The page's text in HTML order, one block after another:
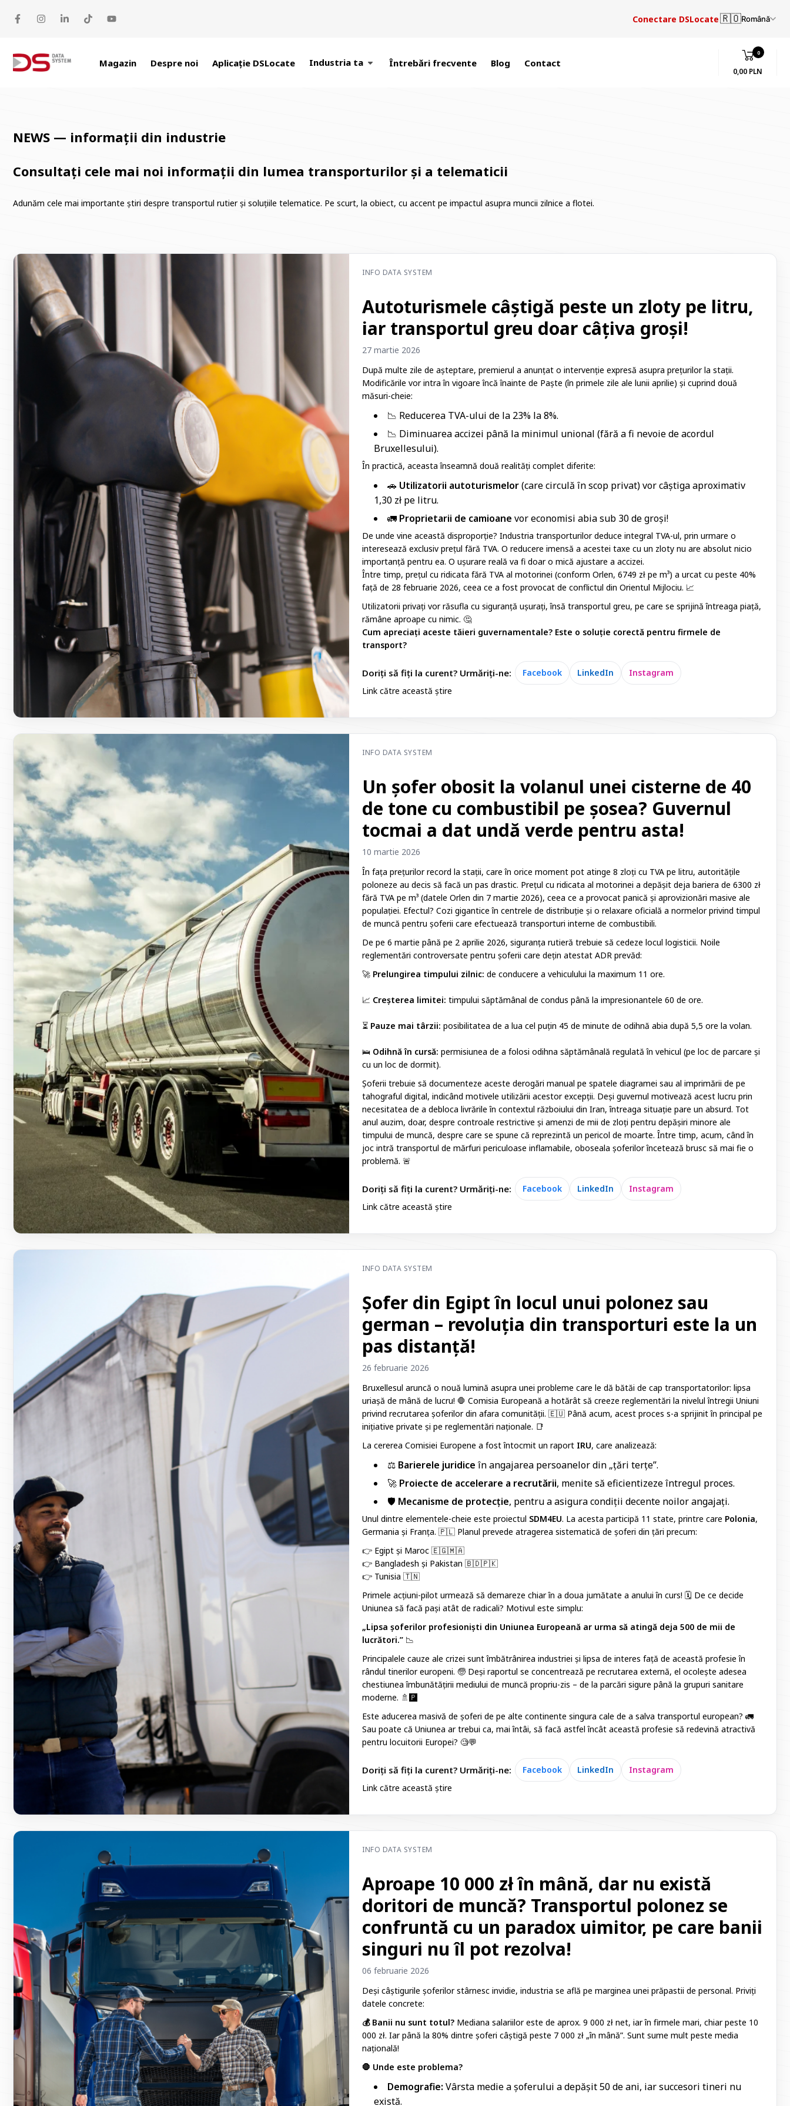
Conectare DSLocate🇷🇴Română
Magazin Despre noi Aplicație DSLocate Industria ta Întrebări frecvente Blog Contact
0
0,00 PLN
NEWS — informații din industrie
Consultați cele mai noi informații din lumea transporturilor și a telematicii
Adunăm cele mai importante știri despre transportul rutier și soluțiile telematice. Pe scurt, la obiect, cu accent pe impactul asupra muncii zilnice a flotei.
INFO DATA SYSTEM
Autoturismele câștigă peste un zloty pe litru,
iar transportul greu doar câțiva groși!
27 martie 2026
După multe zile de așteptare, premierul a anunțat o intervenție expresă asupra prețurilor la stații.
Modificările vor intra în vigoare încă înainte de Paște (în primele zile ale lunii aprilie) și cuprind două
măsuri-cheie:
📉 Reducerea TVA-ului de la 23% la 8%.
📉 Diminuarea accizei până la minimul unional (fără a fi nevoie de acordul
Bruxellesului).
În practică, aceasta înseamnă două realități complet diferite:
🚗 Utilizatorii autoturismelor(care circulă în scop privat) vor câștiga aproximativ
1,30 zł pe litru.
🚛 Proprietarii de camioane vor economisi abia sub 30 de groși!
De unde vine această disproporție? Industria transporturilor deduce integral TVA-ul, prin urmare o
interesează exclusiv prețul fără TVA. O reducere imensă a acestei taxe cu un zloty nu are absolut nicio
importanță pentru ea. O ușurare reală va fi doar o mică ajustare a accizei.
Între timp, prețul cu ridicata fără TVA al motorinei (conform Orlen, 6749 zł pe m³) a urcat cu peste 40%
față de 28 februarie 2026, ceea ce a fost provocat de conflictul din Orientul Mijlociu. 📈
Utilizatorii privați vor răsufla cu siguranță ușurați, însă transportul greu, pe care se sprijină întreaga piață,
rămâne aproape cu nimic. 🤔
Cum apreciați aceste tăieri guvernamentale? Este o soluție corectă pentru firmele de
transport?
Doriți să fiți la curent? Urmăriți-ne: Facebook LinkedIn
Instagram
Link către această știre
INFO DATA SYSTEM
Un șofer obosit la volanul unei cisterne de 40
de tone cu combustibil pe șosea? Guvernul
tocmai a dat undă verde pentru asta!
10 martie 2026
În fața prețurilor record la stații, care în orice moment pot atinge 8 zloți cu TVA pe litru, autoritățile
poloneze au decis să facă un pas drastic. Prețul cu ridicata al motorinei a depășit deja bariera de 6300 zł
fără TVA pe m³ (datele Orlen din 7 martie 2026), ceea ce a provocat panică și aprovizionări masive ale
populației. Efectul? Cozi gigantice în centrele de distribuție și o relaxare oficială a normelor privind timpul
de muncă pentru șoferii care efectuează transporturi interne de combustibili.
De pe 6 martie până pe 2 aprilie 2026, siguranța rutieră trebuie să cedeze locul logisticii. Noile
reglementări controversate pentru șoferii care dețin atestat ADR prevăd:
🚀 Prelungirea timpului zilnic: de conducere a vehiculului la maximum 11 ore.
📈 Creșterea limitei: timpului săptămânal de condus până la impresionantele 60 de ore.
⏳ Pauze mai târzii: posibilitatea de a lua cel puțin 45 de minute de odihnă abia după 5,5 ore la volan.
🛌 Odihnă în cursă: permisiunea de a folosi odihna săptămânală regulată în vehicul (pe loc de parcare și
cu un loc de dormit).
Șoferii trebuie să documenteze aceste derogări manual pe spatele diagramei sau al imprimării de pe
tahograful digital, indicând motivele utilizării acestor excepții. Deși guvernul motivează acest lucru prin
necesitatea de a debloca livrările în contextul războiului din Iran, întreaga situație pare un absurd. Tot
anul auzim, doar, despre controale restrictive și amenzi de mii de zloți pentru depășiri minore ale
timpului de muncă, despre care se spune că reprezintă un pericol de moarte. Între timp, acum, când în
joc intră transportul de mărfuri periculoase inflamabile, oboseala șoferilor încetează brusc să mai fie o
problemă. 🚨
Doriți să fiți la curent? Urmăriți-ne: Facebook LinkedIn
Instagram
Link către această știre
INFO DATA SYSTEM
Șofer din Egipt în locul unui polonez sau
german – revoluția din transporturi este la un
pas distanță!
26 februarie 2026
Bruxellesul aruncă o nouă lumină asupra unei probleme care le dă bătăi de cap transportatorilor: lipsa
uriașă de mână de lucru! 🛑 Comisia Europeană a hotărât să creeze reglementări la nivelul întregii Uniuni
privind recrutarea șoferilor din afara comunității. 🇪🇺 Până acum, acest proces s-a sprijinit în principal pe
inițiative private și pe reglementări naționale. 📑
La cererea Comisiei Europene a fost întocmit un raport IRU, care analizează:
⚖️ Barierele juridice în angajarea persoanelor din „țări terțe”.
🚀 Proiecte de accelerare a recrutării, menite să eficientizeze întregul proces.
🛡️ Mecanisme de protecție, pentru a asigura condiții decente noilor angajați.
Unul dintre elementele-cheie este proiectul SDM4EU. La acesta participă 11 state, printre care Polonia,
Germania și Franța. 🇵🇱 Planul prevede atragerea sistematică de șoferi din țări precum:
👉 Egipt și Maroc 🇪🇬🇲🇦
👉 Bangladesh și Pakistan 🇧🇩🇵🇰
👉 Tunisia 🇹🇳
Primele acțiuni-pilot urmează să demareze chiar în a doua jumătate a anului în curs! 🗓️ De ce decide
Uniunea să facă pași atât de radicali? Motivul este simplu:
„Lipsa șoferilor profesioniști din Uniunea Europeană ar urma să atingă deja 500 de mii de
lucrători.” 📉
Principalele cauze ale crizei sunt îmbătrânirea industriei și lipsa de interes față de această profesie în
rândul tinerilor europeni. 🧓 Deși raportul se concentrează pe recrutarea externă, el ocolește adesea
chestiunea îmbunătățirii mediului de muncă propriu-zis – de la parcări sigure până la grupuri sanitare
moderne. 🚿🅿️
Este aducerea masivă de șoferi de pe alte continente singura cale de a salva transportul european? 🚛
Sau poate că Uniunea ar trebui ca, mai întâi, să facă astfel încât această profesie să redevină atractivă
pentru locuitorii Europei? 🧐💬
Doriți să fiți la curent? Urmăriți-ne: Facebook LinkedIn
Instagram
Link către această știre
INFO DATA SYSTEM
Aproape 10 000 zł în mână, dar nu există
doritori de muncă? Transportul polonez se
confruntă cu un paradox uimitor, pe care banii
singuri nu îl pot rezolva!
06 februarie 2026
Deși câștigurile șoferilor stârnesc invidie, industria se află pe marginea unei prăpastii de personal. Priviți
datele concrete:
💰 Banii nu sunt totul? Mediana salariilor este de aprox. 9 000 zł net, iar în firmele mari, chiar peste 10
000 zł. Iar până la 80% dintre șoferi câștigă peste 7 000 zł „în mână”. Sunt sume mult peste media
națională!
🛑 Unde este problema?
Demografie: Vârsta medie a șoferului a depășit 50 de ani, iar succesori tineri nu
există.